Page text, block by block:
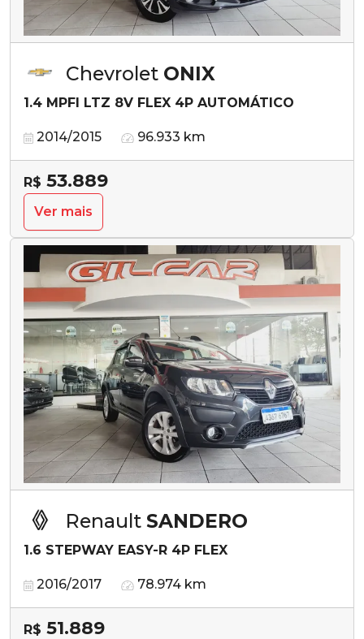
Chevrolet ONIX
1.4 MPFI LTZ 8V FLEX 4P AUTOMÁTICO
2014/2015 96.933 km
R$ 53.889
Ver mais
Renault SANDERO
1.6 STEPWAY EASY-R 4P FLEX
2016/2017 78.974 km
R$ 51.889